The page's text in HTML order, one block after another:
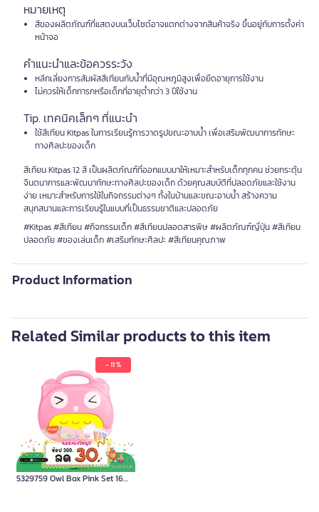
หมายเหตุ
สีของผลิตภัณฑ์ที่แสดงบนเว็บไซต์อาจแตกต่างจากสินค้าจริง ขึ้นอยู่กับการตั้งค่า
หน้าจอ
คำแนะนำและข้อควรระวัง
หลีกเลี่ยงการสัมผัสสีเทียนกับน้ำที่มีอุณหภูมิสูงเพื่อยืดอายุการใช้งาน
ไม่ควรให้เด็กทารกหรือเด็กที่อายุต่ำกว่า 3 ปีใช้งาน
Tip. เทคนิคเล็กๆ ที่แนะนำ
ใช้สีเทียน Kitpas ในการเรียนรู้การวาดรูปขณะอาบน้ำ เพื่อเสริมพัฒนาการทักษะ
ทางศิลปะของเด็ก
สีเทียน Kitpas 12 สี เป็นผลิตภัณฑ์ที่ออกแบบมาให้เหมาะสำหรับเด็กทุกคน ช่วยกระตุ้น
จินตนาการและพัฒนาทักษะทางศิลปะของเด็ก ด้วยคุณสมบัติที่ปลอดภัยและใช้งาน
ง่าย เหมาะสำหรับการใช้ในกิจกรรมต่างๆ ทั้งในบ้านและขณะอาบน้ำ สร้างความ
สนุกสนานและการเรียนรู้ในแบบที่เป็นธรรมชาติและปลอดภัย
#Kitpas #สีเทียน #กิจกรรมเด็ก #สีเทียนปลอดสารพิษ #ผลิตภัณฑ์ญี่ปุ่น #สีเทียน
ปลอดภัย #ของเล่นเด็ก #เสริมทักษะศิลปะ #สีเทียนคุณภาพ
Product Information
Related Similar products to this item
- 11 %
KEYROAD Junior Painting Kit
5329759 Owl Box Pink Set 16